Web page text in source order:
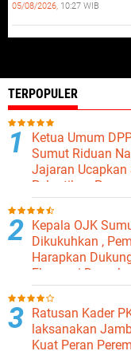
05/08/2026, 10:27 WIB
TERPOPULER
Ketua Umum
Sumut Riduan
Jajaran
Pelantikan
Binjai
Kepala OJK
Dikukuhkan ,
Harapkan
Ekonomi Daerah
Ratusan Kader
laksanakan
Kuat Peran